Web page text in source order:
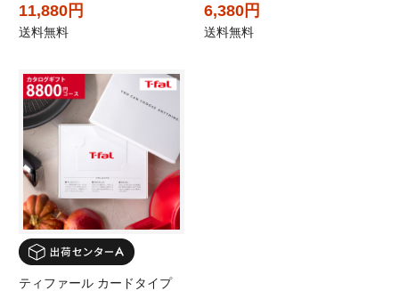
11,880円
送料無料
6,380円
送料無料
ティファール カードタイプ